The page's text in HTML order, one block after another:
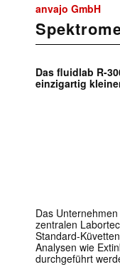
anvajo GmbH
Das fluidlab R-
einzigartig
Das
zentralen
Standard-
Analysen wie
durchgeführt